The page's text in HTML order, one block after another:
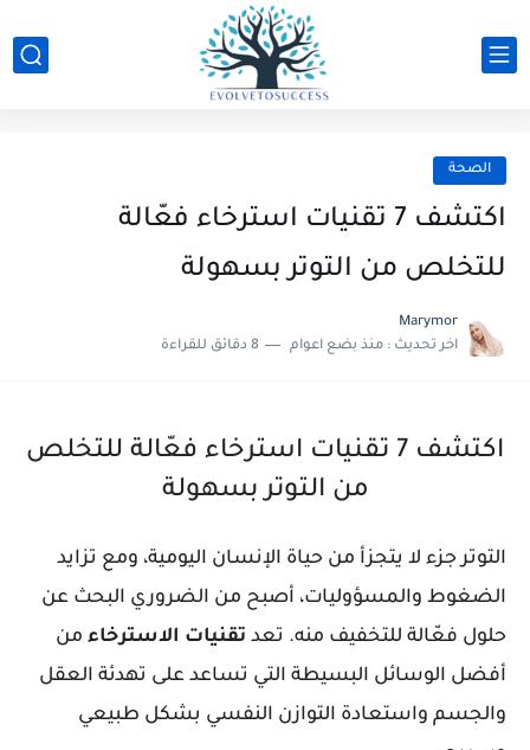
الصحة
اكتشف 7 تقنيات استرخاء فعّالة
للتخلص من التوتر بسهولة
Marymor
اخر تحديث : منذ بضع اعوام 8 دقائق للقراءة
اكتشف 7 تقنيات استرخاء فعّالة للتخلص
من التوتر بسهولة
التوتر جزء لا يتجزأ من حياة الإنسان اليومية، ومع تزايد
الضغوط والمسؤوليات، أصبح من الضروري البحث عن
حلول فعّالة للتخفيف منه. تعد تقنيات الاسترخاء من
أفضل الوسائل البسيطة التي تساعد على تهدئة العقل
والجسم واستعادة التوازن النفسي بشكل طبيعي